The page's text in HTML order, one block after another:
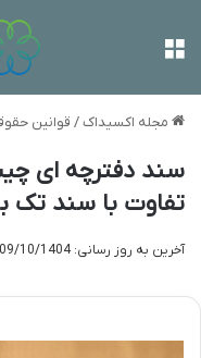
مجله اکسیداک/ قوانین
سند دفترچه ای
تفاوت با سند تک
آخرین به روز رسانی: 09/10/1404